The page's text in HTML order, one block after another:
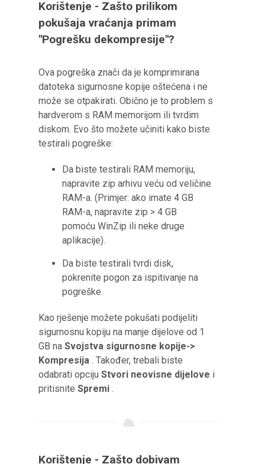
Korištenje - Zašto prilikom
pokušaja vraćanja primam
"Pogrešku dekompresije"?
Ova pogreška znači da je komprimirana
datoteka sigurnosne kopije oštećena i ne
može se otpakirati. Obično je to problem s
hardverom s RAM memorijom ili tvrdim
diskom. Evo što možete učiniti kako biste
testirali pogreške:
Da biste testirali RAM memoriju,
napravite zip arhivu veću od veličine
RAM-a. (Primjer: ako imate 4 GB
RAM-a, napravite zip > 4 GB
pomoću WinZip ili neke druge
aplikacije).
Da biste testirali tvrdi disk,
pokrenite pogon za ispitivanje na
pogreške.
Kao rješenje možete pokušati podijeliti
sigurnosnu kopiju na manje dijelove od 1
GB na Svojstva sigurnosne kopije->
Kompresija . Također, trebali biste
odabrati opciju Stvori neovisne dijelove i
pritisnite Spremi .
Korištenje - Zašto dobivam